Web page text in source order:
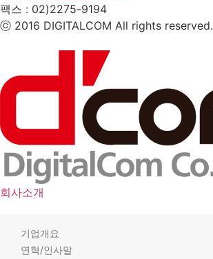
팩스 : 02)2275-9194​
ⓒ 2016 DIGITALCOM All rights reserved.
회사소개
기업개요
연혁/인사말